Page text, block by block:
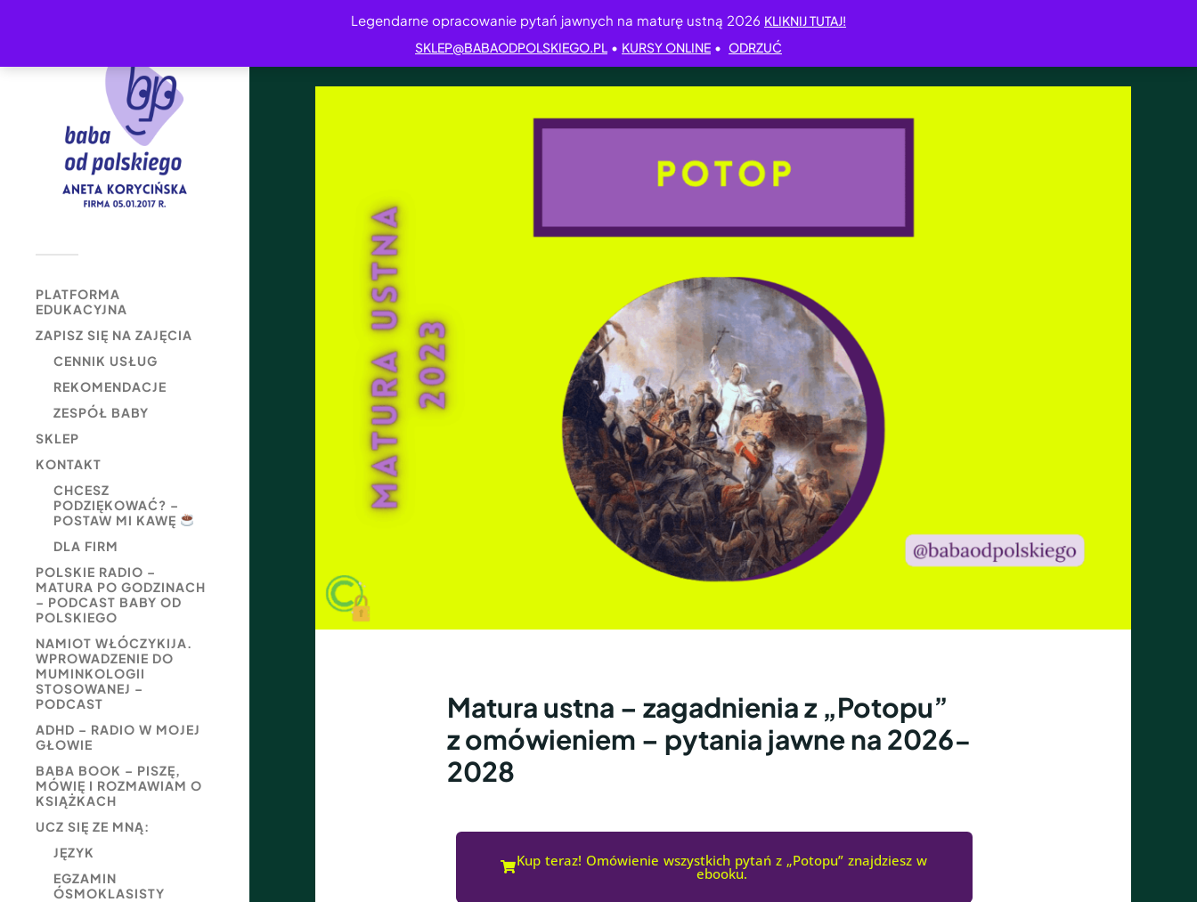
Legendarne opracowanie pytań jawnych na maturę ustną 2026 KLIKNIJ TUTAJ!
SKLEP@BABAODPOLSKIEGO.PL • KURSY ONLINE • ODRZUĆ
PLATFORMA
EDUKACYJNA
ZAPISZ SIĘ NA ZAJĘCIA
CENNIK USŁUG
REKOMENDACJE
ZESPÓŁ BABY
SKLEP
KONTAKT
CHCESZ
PODZIĘKOWAĆ? –
POSTAW MI KAWĘ
DLA FIRM
POLSKIE RADIO –
MATURA PO GODZINACH
– PODCAST BABY OD
POLSKIEGO
NAMIOT WŁÓCZYKIJA.
WPROWADZENIE DO
MUMINKOLOGII
STOSOWANEJ –
PODCAST
ADHD – RADIO W MOJEJ
GŁOWIE
BABA BOOK – PISZĘ,
MÓWIĘ I ROZMAWIAM O
KSIĄŻKACH
UCZ SIĘ ZE MNĄ:
JĘZYK
EGZAMIN
ÓSMOKLASISTY
Matura ustna – zagadnienia z „Potopu”
z omówieniem – pytania jawne na 2026-
2028
Kup teraz! Omówienie wszystkich pytań z „Potopu” znajdziesz w
ebooku.